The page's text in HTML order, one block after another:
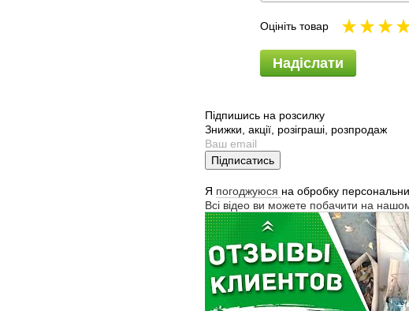
Оцініть товар
Надіслати
Підпишись на розсилку
Знижки, акції, розіграші, розпродаж
Підписатись
Я погоджуюся на обробку
Всі відео ви можете побачити на